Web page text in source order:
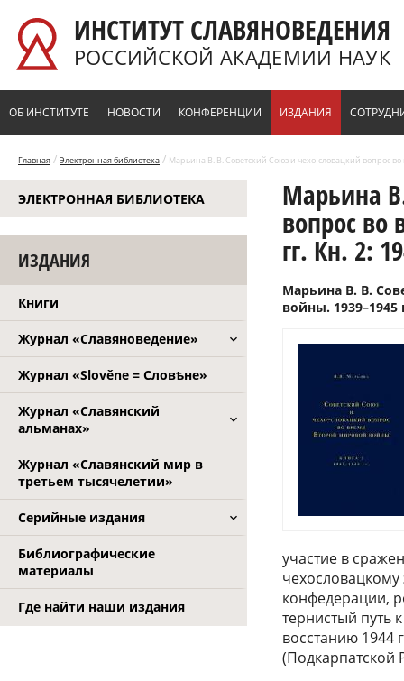
ИНСТИТУТ СЛАВЯНОВЕДЕНИЯ
РОССИЙСКОЙ АКАДЕМИИ НАУК
ОБ ИНСТИТУТЕ НОВОСТИ КОНФЕРЕНЦИИ ИЗДАНИЯ
Главная / Электронная библиотека / Марьина В. В. Советский Союз и чехо-словацкий вопрос
ЭЛЕКТРОННАЯ БИБЛИОТЕКА
ИЗДАНИЯ
Книги
Журнал «Славяноведение»
Журнал «Slověne = Словѣне»
Журнал «Славянский
альманах»
Журнал «Славянский мир в
третьем тысячелетии»
Серийные издания
Библиографические
материалы
Где найти наши издания
Марьина
вопрос во
гг. Кн. 2:
Марьина В. В.
войны. 1939–1945
участие в
конфедерации,
тернистый путь
восстанию 1944
(Подкарпатской